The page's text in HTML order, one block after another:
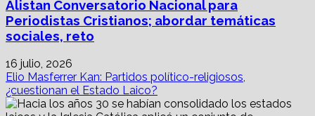
Alistan Conversatorio Nacional para
Periodistas Cristianos; abordar temáticas
sociales, reto
16 julio, 2026
Elio Masferrer Kan: Partidos político-religiosos,
¿cuestionan el Estado Laico?